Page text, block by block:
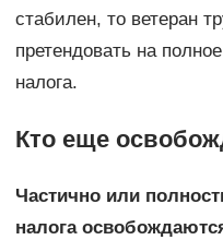
стабилен, то ветеран
претендовать на
налога.
Кто еще
Частично или
налога